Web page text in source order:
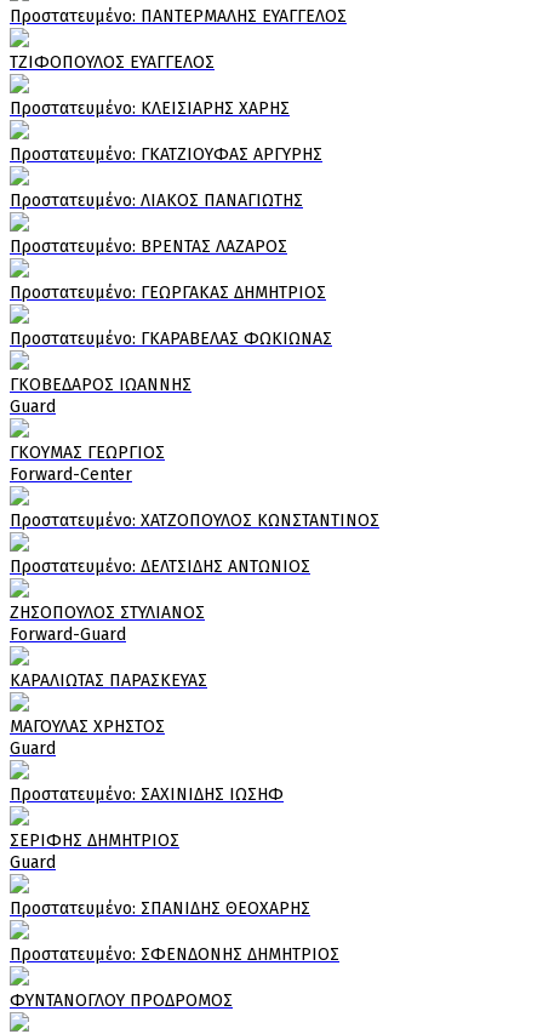
Πρoστατευμένο: ΠΑΝΤΕΡΜΑΛΗΣ ΕΥΑΓΓΕΛΟΣ
ΤΖΙΦΟΠΟΥΛΟΣ ΕΥΑΓΓΕΛΟΣ
Πρoστατευμένο: ΚΛΕΙΣΙΑΡΗΣ ΧΑΡΗΣ
Πρoστατευμένο: ΓΚΑΤΖΙΟΥΦΑΣ ΑΡΓΥΡΗΣ
Πρoστατευμένο: ΛΙΑΚΟΣ ΠΑΝΑΓΙΩΤΗΣ
Πρoστατευμένο: ΒΡΕΝΤΑΣ ΛΑΖΑΡΟΣ
Πρoστατευμένο: ΓΕΩΡΓΑΚΑΣ ΔΗΜΗΤΡΙΟΣ
Πρoστατευμένο: ΓΚΑΡΑΒΕΛΑΣ ΦΩΚΙΩΝΑΣ
ΓΚΟΒΕΔΑΡΟΣ ΙΩΑΝΝΗΣ
Guard
ΓΚΟΥΜΑΣ ΓΕΩΡΓΙΟΣ
Forward-Center
Πρoστατευμένο: ΧΑΤΖΟΠΟΥΛΟΣ ΚΩΝΣΤΑΝΤΙΝΟΣ
Πρoστατευμένο: ΔΕΛΤΣΙΔΗΣ ΑΝΤΩΝΙΟΣ
ΖΗΣΟΠΟΥΛΟΣ ΣΤΥΛΙΑΝΟΣ
Forward-Guard
ΚΑΡΑΛΙΩΤΑΣ ΠΑΡΑΣΚΕΥΑΣ
ΜΑΓΟΥΛΑΣ ΧΡΗΣΤΟΣ
Guard
Πρoστατευμένο: ΣΑΧΙΝΙΔΗΣ ΙΩΣΗΦ
ΣΕΡΙΦΗΣ ΔΗΜΗΤΡΙΟΣ
Guard
Πρoστατευμένο: ΣΠΑΝΙΔΗΣ ΘΕΟΧΑΡΗΣ
Πρoστατευμένο: ΣΦΕΝΔΟΝΗΣ ΔΗΜΗΤΡΙΟΣ
ΦΥΝΤΑΝΟΓΛΟΥ ΠΡΟΔΡΟΜΟΣ